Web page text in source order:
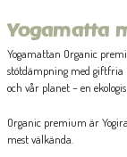
Yogamatta
Yogamattan Organic
stötdämpning med
och vår planet – en
Organic premium är
mest välkända.